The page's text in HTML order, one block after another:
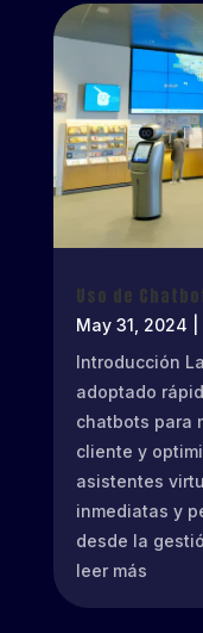
Uso de
May 31, 2024
Introducción
adoptado
chatbots para
cliente y
asistentes
inmediatas y
desde la
leer más